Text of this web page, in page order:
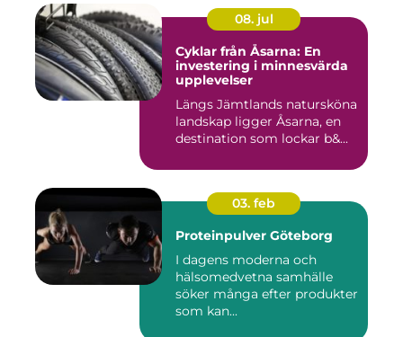
08. jul
Cyklar från Åsarna: En
investering i minnesvärda
upplevelser
Längs Jämtlands natursköna
landskap ligger Åsarna, en
destination som lockar b&...
03. feb
Proteinpulver Göteborg
I dagens moderna och
hälsomedvetna samhälle
söker många efter produkter
som kan...